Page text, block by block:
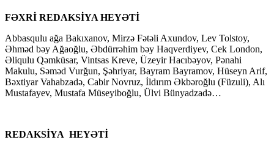
FƏXRİ REDAKSİYA HEYƏTİ
Abbasqulu ağa Bakıxanov, Mirzə Fətəli Axundov, Lev Tolstoy,
Əhməd bəy Ağaoğlu, Əbdürrəhim bəy Haqverdiyev, Cek London,
Əliqulu Qəmküsar, Vintsas Kreve, Üzeyir Hacıbəyov, Pənahi
Makulu, Səməd Vurğun, Şəhriyar, Bayram Bayramov, Hüseyn Arif,
Bəxtiyar Vahabzadə, Cabir Novruz, İldırım Əkbəroğlu (Füzuli), Alı
Mustafayev, Mustafa Müseyiboğlu, Ülvi Bünyadzadə…
REDAKSİYA HEYƏTİ